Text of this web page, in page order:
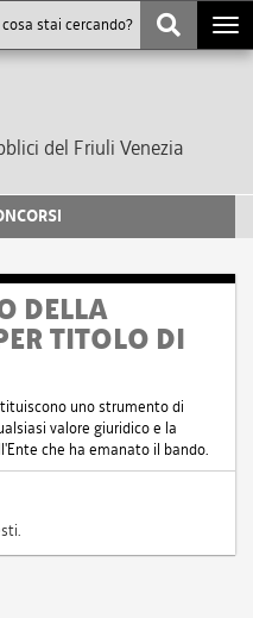
del Friuli Venezia
DELLA
TITOLO DI
uno strumento di
valore giuridico e la
che ha emanato il bando.